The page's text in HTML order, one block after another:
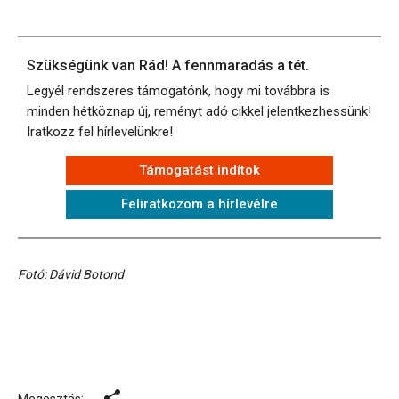
Szükségünk van Rád! A fennmaradás a tét.
Legyél rendszeres támogatónk, hogy mi továbbra is
minden hétköznap új, reményt adó cikkel jelentkezhessünk!
Iratkozz fel hírlevelünkre!
Támogatást indítok
Feliratkozom a hírlevélre
Fotó: Dávid Botond